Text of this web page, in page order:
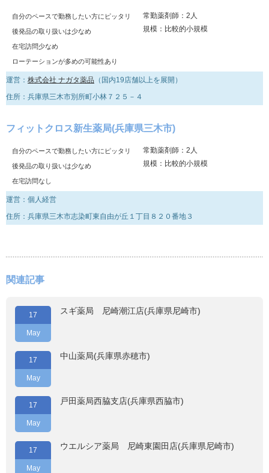
自分のペースで勤務したい方にピッタリ
後発品の取り扱いは少なめ
在宅訪問少なめ
ローテーションが多めの可能性あり
常勤薬剤師：2人
規模：比較的小規模
運営： 株式会社 ナガタ薬品 （国内19店舗以上を展開）
住所：兵庫県三木市別所町小林７２５－４
フィットクロス新生薬局(兵庫県三木市)
自分のペースで勤務したい方にピッタリ
後発品の取り扱いは少なめ
在宅訪問なし
常勤薬剤師：2人
規模：比較的小規模
運営：個人経営
住所：兵庫県三木市志染町東自由が丘１丁目８２０番地３
関連記事
17
May
スギ薬局 尼崎潮江店(兵庫県尼崎市)
17
May
中山薬局(兵庫県赤穂市)
17
May
戸田薬局西脇支店(兵庫県西脇市)
17
May
ウエルシア薬局 尼崎東園田店(兵庫県尼崎市)